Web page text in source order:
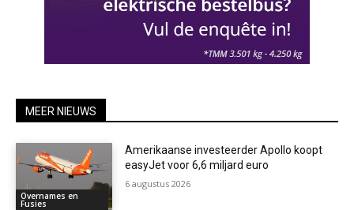
MEER NIEUWS
Overnames en
Fusies
Amerikaanse investeerder Apollo koopt
easyJet voor 6,6 miljard euro
6 augustus 2026